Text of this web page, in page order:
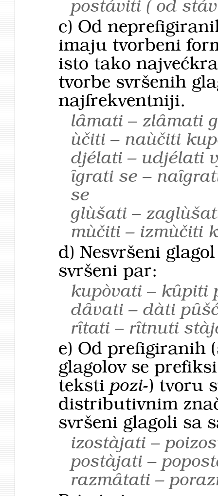
postáviti ( od
c) Od
imaju tvorbeni
isto tako
tvorbe svršenih
najfrekventniji.
lȃmati – zlȃmati
ùčiti – naùčiti
djélati – udjélati
ȋgrati se –
se
glùšati –
mùčiti – izmùčiti
d) Nesvršeni
svršeni par:
kupòvati – kȗpiti
dȃvati – dàti
rȋtati – rȋtnuti
e) Od prefigiranih
glagolov se
teksti pozi-) tvoru
distributivnim
svršeni glagoli sa
izostàjati –
postàjati –
razmȃtati –